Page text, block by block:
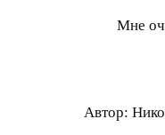
Мне
Автор: